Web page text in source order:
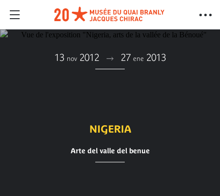
13 nov 2012 27 ene 2013
NIGERIA
Arte del valle del benue